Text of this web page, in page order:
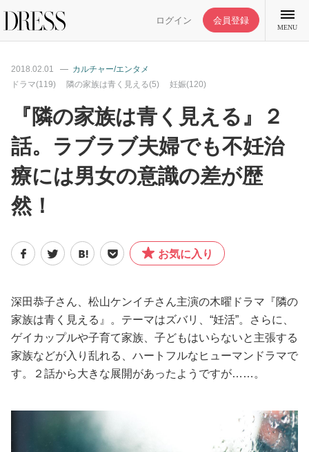
ログイン 会員登録
MENU
特集記事
DRESS部活
ファッション
恋愛/結婚/離婚
美容/健康
ワークスタイル
妊娠/出産/家族
2018.02.01
カルチャー/エンタメ
ドラマ(119)
隣の家族は青く見える(5) 妊娠(120)
『隣の家族は青く見える』２
話。ラブラブ夫婦でも不妊治
療には男女の意識の差が歴
然！
お気に入り
深田恭子さん、松山ケンイチさん主演の木曜ドラマ『隣の
家族は青く見える』。テーマはズバリ、“妊活”。さらに、
ゲイカップルや子育て家族、子どもはいらないと主張する
家族などが入り乱れる、ハートフルなヒューマンドラマで
す。２話から大きな展開があったようですが……。